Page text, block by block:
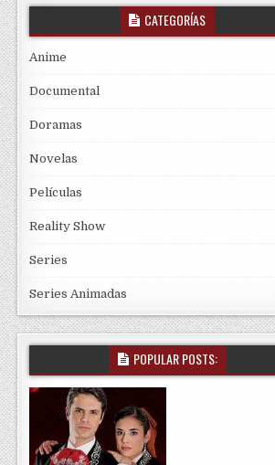
CATEGORÍAS
Anime
Documental
Doramas
Novelas
Películas
Reality Show
Series
Series Animadas
POPULAR POSTS: